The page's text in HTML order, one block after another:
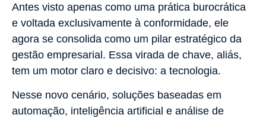
Antes visto apenas como uma prática burocrática
e voltada exclusivamente à conformidade, ele
agora se consolida como um pilar estratégico da
gestão empresarial. Essa virada de chave, aliás,
tem um motor claro e decisivo: a tecnologia.
Nesse novo cenário, soluções baseadas em
automação, inteligência artificial e análise de